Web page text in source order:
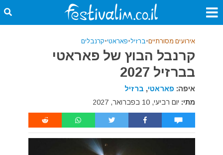
אירועים מסורתיים•ברזיל•פאראטי•קרנבלים
קרנבל הבוץ של פאראטי
בברזיל 2027
איפה: פאראטי, ברזיל
מתי: יום רביעי, 10 בפברואר, 2027